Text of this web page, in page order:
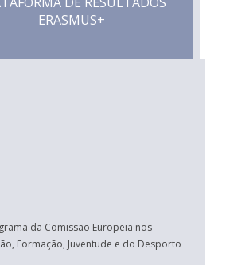
ERASMUS+
da Comissão Europeia nos
Formação, Juventude e do Desporto